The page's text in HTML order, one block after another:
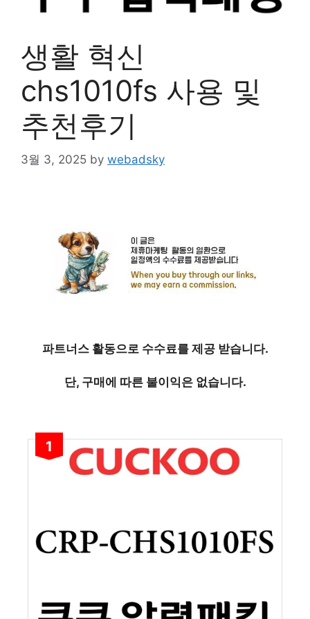
생활 혁신
chs1010fs 사용 및
추천후기
3월 3, 2025 by webadsky
파트너스 활동으로 수수료를 제공 받습니다.
단, 구매에 따른 불이익은 없습니다.
1